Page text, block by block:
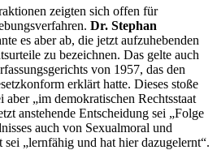
zeigten sich offen für
Dr. Stephan
es aber ab, die jetzt aufzuhebenden
zu bezeichnen. Das gelte auch
von 1957, das den
erklärt hatte. Dieses stoße
aber „im demokratischen Rechtsstaat
anstehende Entscheidung sei „Folge
auch von Sexualmoral und
sei „lernfähig und hat hier dazugelernt“.